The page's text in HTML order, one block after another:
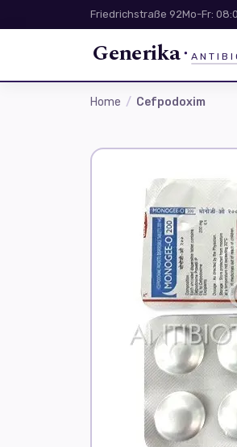
Friedrichstraße 92Mo-Fr:
Generika
Home Cefpodoxim